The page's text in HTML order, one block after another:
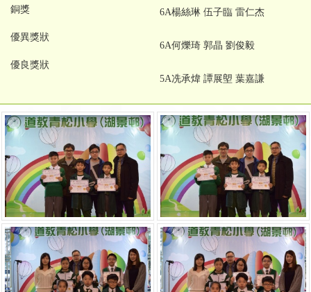
銅獎
優異獎狀
優良獎狀
6A楊絲琳 伍子臨 雷仁杰
6A何爍琦 郭晶 劉俊毅
5A冼承煒 譚展塱 葉嘉謙